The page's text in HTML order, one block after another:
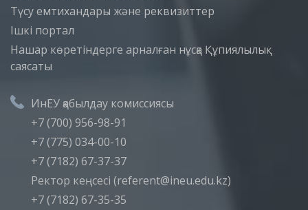
Түсу емтихандары және реквизиттер
Iшкi портал
Нашар көретіндерге арналған нұсқа Құпиялылық
саясаты
ИнЕУ қабылдау комиссиясы
+7 (700) 956-98-91
+7 (775) 034-00-10
+7 (7182) 67-37-37
Ректор кеңсесі (referent@ineu.edu.kz)
+7 (7182) 67-35-35